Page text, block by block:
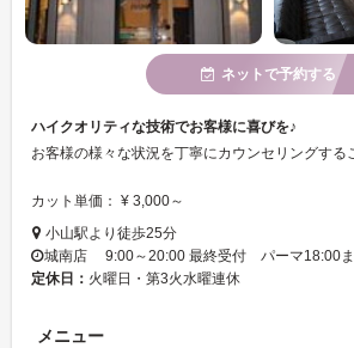
ネットで予約する
ハイクオリティな技術でお客様に喜びを♪
カット単価： ¥ 3,000～
小山駅より徒歩25分
城南店 9:00～20:00 最終受付 パーマ18:00
定休日： 火曜日・第3火水曜連休
メニュー